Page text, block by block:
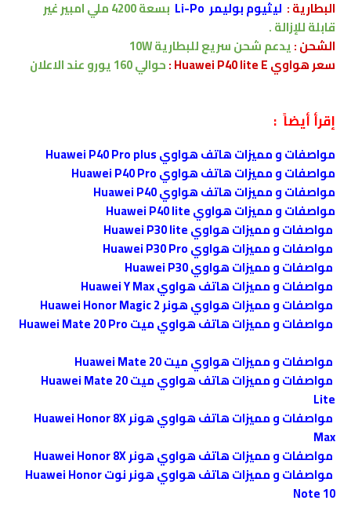
البطارية: ليثيوم بوليمر Li-Po بسعة4200ملي امبيرغير
قابلة للإزالة .
الشحن:يدعمشحن سريع للبطارية 10W
سعر هواوي Huawei P40 lite E :
حوالي 160 يورو عند الاعلان
إقرأ أيضاً :
مواصفات و مميزات هاتف هواوي Huawei P40 Pro plus
مواصفات و مميزات هاتف هواوي Huawei P40 Pro
مواصفات و مميزات هاتف هواوي Huawei P40
مواصفات و مميزات هواوي Huawei P40 lite
مواصفات و مميزات هواوي Huawei P30 lite
مواصفات و مميزات هواوي Huawei P30 Pro
مواصفات و مميزات هواوي Huawei P30
مواصفات و مميزات هاتف هواوي Huawei Y Max
مواصفات و مميزات هواوي هونر Huawei Honor Magic 2
مواصفات و مميزات هاتف هواوي ميت Huawei Mate 20 Pro
مواصفات و مميزات هواوي ميت Huawei Mate 20
مواصفات و مميزات هاتف هواوي ميت Huawei Mate 20
Lite
مواصفات و مميزات هاتف هواوي هونر Huawei Honor 8X
Max
مواصفات و مميزات هاتف هواوي هونر Huawei Honor 8X
مواصفات و مميزات هاتف هواوي هونر نوت Huawei Honor
Note 10